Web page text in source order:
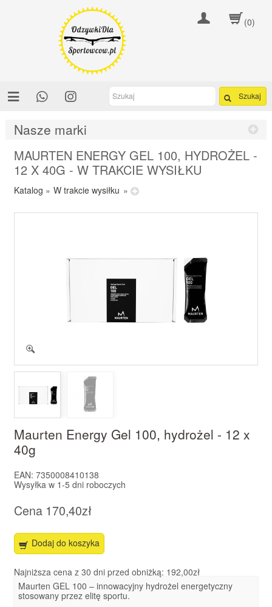
(0)
Szukaj
Nasze marki
MAURTEN ENERGY GEL 100, HYDROŻEL -
12 X 40G - W TRAKCIE WYSIŁKU
Katalog » W trakcie wysiłku »
Maurten Energy Gel 100, hydrożel - 12 x
40g
EAN: 7350008410138
Wysyłka w 1-5 dni roboczych
Cena 170,40zł
Dodaj do koszyka
Najniższa cena z 30 dni przed obniżką: 192,00zł
Maurten GEL 100 – innowacyjny hydrożel energetyczny
stosowany przez elitę sportu.